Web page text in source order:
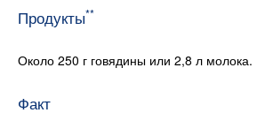
Продукты**
Около 250 г говядины или 2,8 л молока.
Факт